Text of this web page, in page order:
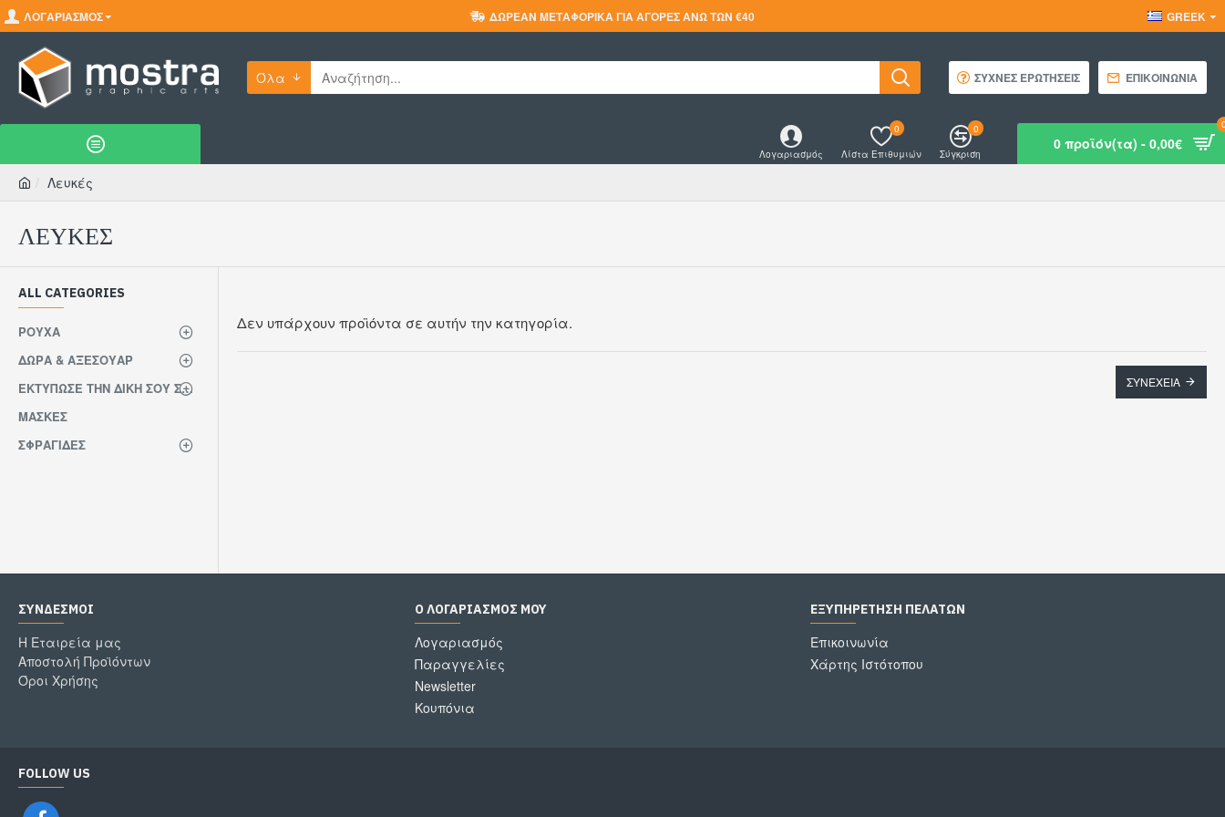
ΛΟΓΑΡΙΑΣΜΌΣ ΔΩΡΕΆΝ ΜΕΤΑΦΟΡΙΚΆ ΓΙΑ ΑΓΟΡΈΣ ΆΝΩ ΤΩΝ €40 GREEK
Όλα ΣΥΧΝΈΣ ΕΡΩΤΉΣΕΙΣ ΕΠΙΚΟΙΝΩΝΊΑ
Λογαριασμός Λίστα Επιθυμιών
0
Σύγκριση
0
0 προϊόν(τα) - 0,00€
Λευκές
ΛΕΥΚΈΣ
ALL CATEGORIES
ΡΟΎΧΑ
ΔΏΡΑ & ΑΞΕΣΟΥΆΡ
ΕΚΤΎΠΩΣΕ ΤΗΝ ΔΙΚΉ ΣΟΥ ΣΤΆΜΠΑ
ΜΆΣΚΕΣ
ΣΦΡΑΓΙΔΕΣ
Δεν υπάρχουν προϊόντα σε αυτήν την κατηγορία.
ΣΥΝΈΧΕΙΑ
ΣΎΝΔΕΣΜΟΙ
Η Εταιρεία μας
Αποστολή Προϊόντων
Όροι Χρήσης
Ο ΛΟΓΑΡΙΑΣΜΌΣ ΜΟΥ
Λογαριασμός
Παραγγελίες
Newsletter
Κουπόνια
ΕΞΥΠΗΡΈΤΗΣΗ ΠΕΛΑΤΏΝ
Επικοινωνία
Χάρτης Ιστότοπου
FOLLOW US